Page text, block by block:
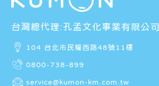
台灣總代理:孔孟文化事業有限公司
104 台北市民權西路48號11樓
0800-738-899
service@kumon-km.com.tw